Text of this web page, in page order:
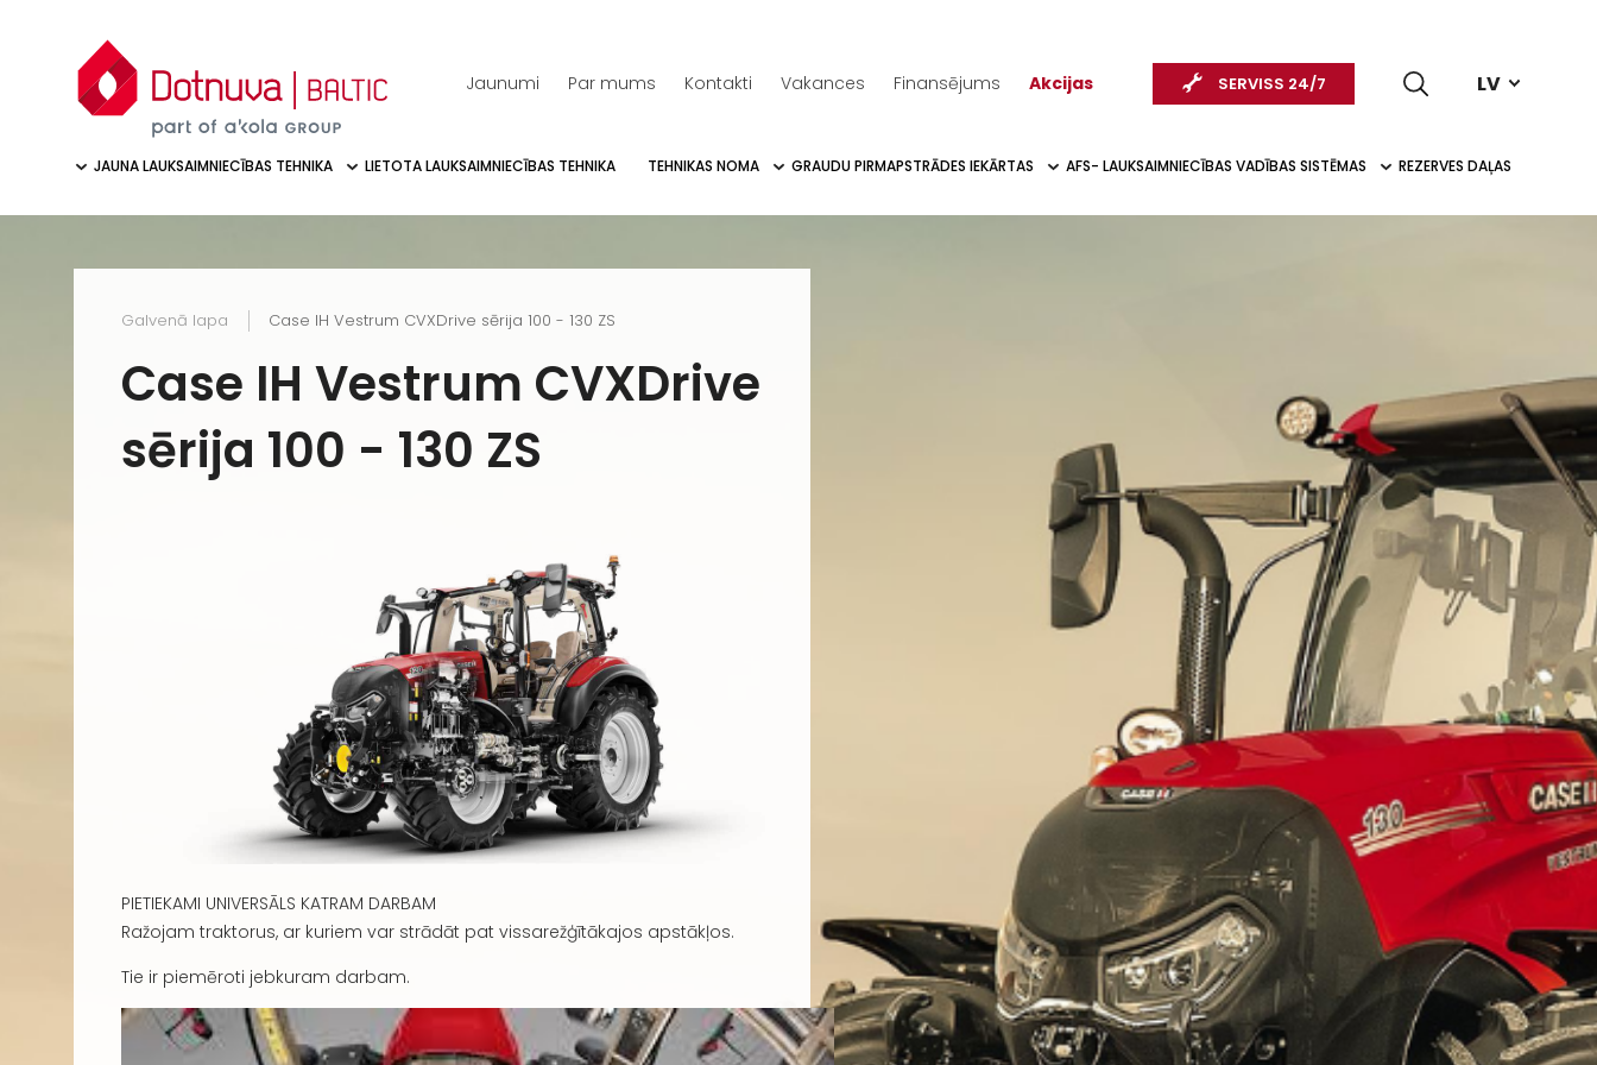
LV
Jaunumi Par mums Kontakti Vakances Finansējums Akcijas SERVISS 24/7
JAUNA LAUKSAIMNIECĪBAS TEHNIKA LIETOTA LAUKSAIMNIECĪBAS TEHNIKA TEHNIKAS NOMA GRAUDU PIRMAPSTRĀDES IEKĀRTAS AFS- LAUKSAIMNIECĪBAS VADĪBAS SISTĒMAS REZERVES DAĻAS
Galvenā lapa Case IH Vestrum CVXDrive sērija 100 - 130 ZS
Case IH Vestrum CVXDrive
sērija 100 - 130 ZS
PIETIEKAMI UNIVERSĀLS KATRAM DARBAM
Ražojam traktorus, ar kuriem var strādāt pat vissarežģītākajos apstākļos.
Tie ir piemēroti jebkuram darbam.